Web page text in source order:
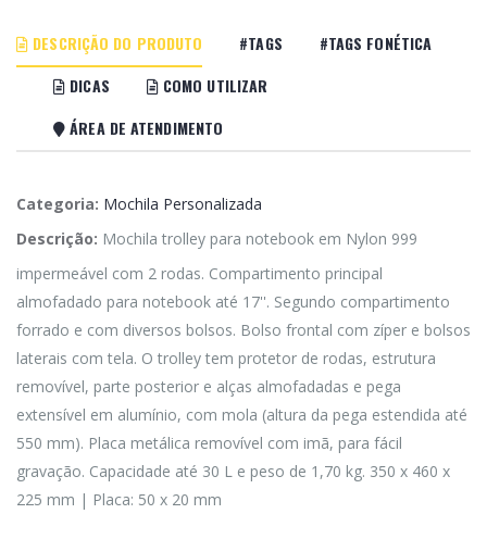
DESCRIÇÃO DO PRODUTO #TAGS
#TAGS FONÉTICA
DICAS
COMO UTILIZAR
ÁREA DE ATENDIMENTO
Categoria: Mochila Personalizada
Descrição: Mochila trolley para notebook em Nylon 999
impermeável com 2 rodas. Compartimento principal
almofadado para notebook até 17''. Segundo compartimento
forrado e com diversos bolsos. Bolso frontal com zíper e bolsos
laterais com tela. O trolley tem protetor de rodas, estrutura
removível, parte posterior e alças almofadadas e pega
extensível em alumínio, com mola (altura da pega estendida até
550 mm). Placa metálica removível com imã, para fácil
gravação. Capacidade até 30 L e peso de 1,70 kg. 350 x 460 x
225 mm | Placa: 50 x 20 mm